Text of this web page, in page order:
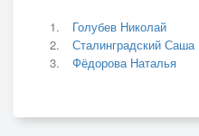
Голубев Николай
Сталинградский Саша
Фёдорова Наталья